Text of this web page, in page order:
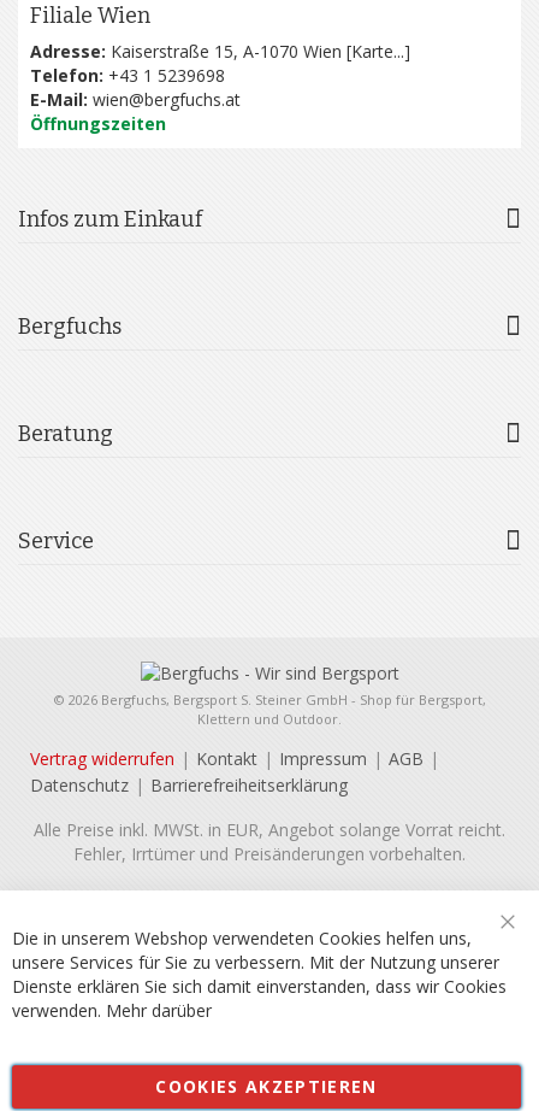
Filiale Wien
Adresse: Kaiserstraße 15, A-1070 Wien [Karte...]
Telefon: +43 1 5239698
E-Mail: wien@bergfuchs.at
Öffnungszeiten
Infos zum Einkauf
Bergfuchs
Beratung
Service
© 2026 Bergfuchs, Bergsport S. Steiner GmbH - Shop für Bergsport,
Klettern und Outdoor.
Vertrag widerrufen Kontakt Impressum
AGB
Datenschutz
Barrierefreiheitserklärung
Alle Preise inkl. MWSt. in EUR, Angebot solange Vorrat reicht.
Fehler, Irrtümer und Preisänderungen vorbehalten.
Die in unserem Webshop verwendeten Cookies helfen uns,
unsere Services für Sie zu verbessern. Mit der Nutzung unserer
Dienste erklären Sie sich damit einverstanden, dass wir Cookies
verwenden. Mehr darüber
COOKIES AKZEPTIEREN